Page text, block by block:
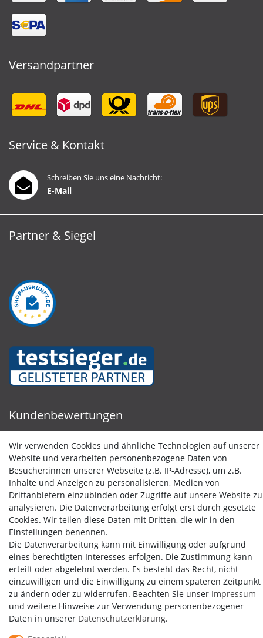
Versandpartner
Service & Kontakt
Schreiben Sie uns eine Nachricht:
E-Mail
Partner & Siegel
Kundenbewertungen
Wir verwenden Cookies und ähnliche Technologien auf unserer
Website und verarbeiten personenbezogene Daten von
Besucher:innen unserer Webseite (z.B. IP-Adresse), um z.B.
Inhalte und Anzeigen zu personalisieren, Medien von
Drittanbietern einzubinden oder Zugriffe auf unsere Website zu
analysieren. Die Datenverarbeitung erfolgt erst durch gesetzte
Cookies. Wir teilen diese Daten mit Dritten, die wir in den
Einstellungen benennen.
Die Datenverarbeitung kann mit Einwilligung oder aufgrund
eines berechtigten Interesses erfolgen. Die Zustimmung kann
erteilt oder abgelehnt werden. Es besteht das Recht, nicht
einzuwilligen und die Einwilligung zu einem späteren Zeitpunkt
zu ändern oder zu widerrufen. Beachten Sie unser Impressum
und weitere Hinweise zur Verwendung personenbezogener
Daten in unserer Daten­schutz­erklärung.